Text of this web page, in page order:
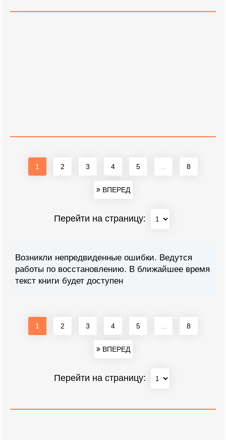
1 2 3 4 5 8
ВПЕРЕД
Перейти на страницу:
Возникли непредвиденные ошибки. Ведутся
работы по восстановлению. В ближайшее время
текст книги будет доступен
1 2 3 4 5 8
ВПЕРЕД
Перейти на страницу: